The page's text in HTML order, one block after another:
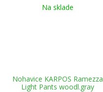
Na sklade
Nohavice KARPOS Ramezza
Light Pants woodl.gray